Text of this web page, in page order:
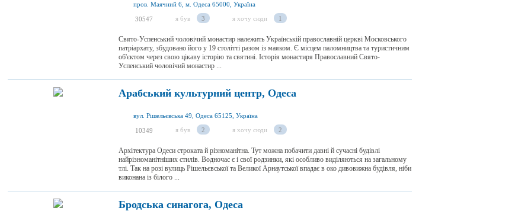
пров. Маячний 6, м. Одеса 65000, Україна
30547 я був 3 я хочу сюди 1
Свято-Успенський чоловічий монастир належить Українській православній церкві Московського
патріархату, збудовано його у 19 столітті разом із маяком. Є місцем паломництва та туристичним
об'єктом через свою цікаву історію та святині. Історія монастиря Православний Свято-
Успенський чоловічий монастир ...
Арабський культурний центр, Одеса
вул. Рішельєвська 49, Одеса 65125, Україна
10349 я був 2 я хочу сюди 2
Архітектура Одеси строката й різноманітна. Тут можна побачити давні й сучасні будівлі
найрізноманітніших стилів. Водночас є і свої родзинки, які особливо виділяються на загальному
тлі. Так на розі вулиць Рішельєвської та Великої Арнаутської впадає в око дивовижна будівля, ніби
виконана із білого ...
Бродська синагога, Одеса